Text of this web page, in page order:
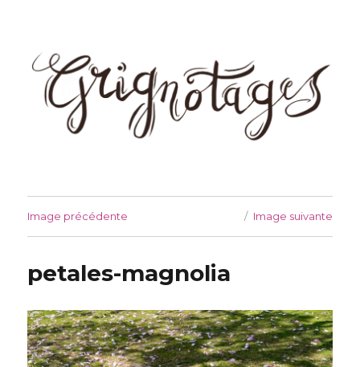
Image précédente Image suivante
petales-magnolia